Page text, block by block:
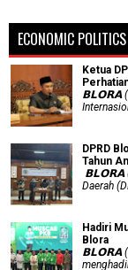
ECONOMIC POLITICS
Ketua
​𝗕𝗟𝗢𝗥𝗔
DPRD
Tahun
𝗕𝗟𝗢𝗥𝗔
Daerah
Hadiri
Blora
𝗕𝗟𝗢𝗥𝗔